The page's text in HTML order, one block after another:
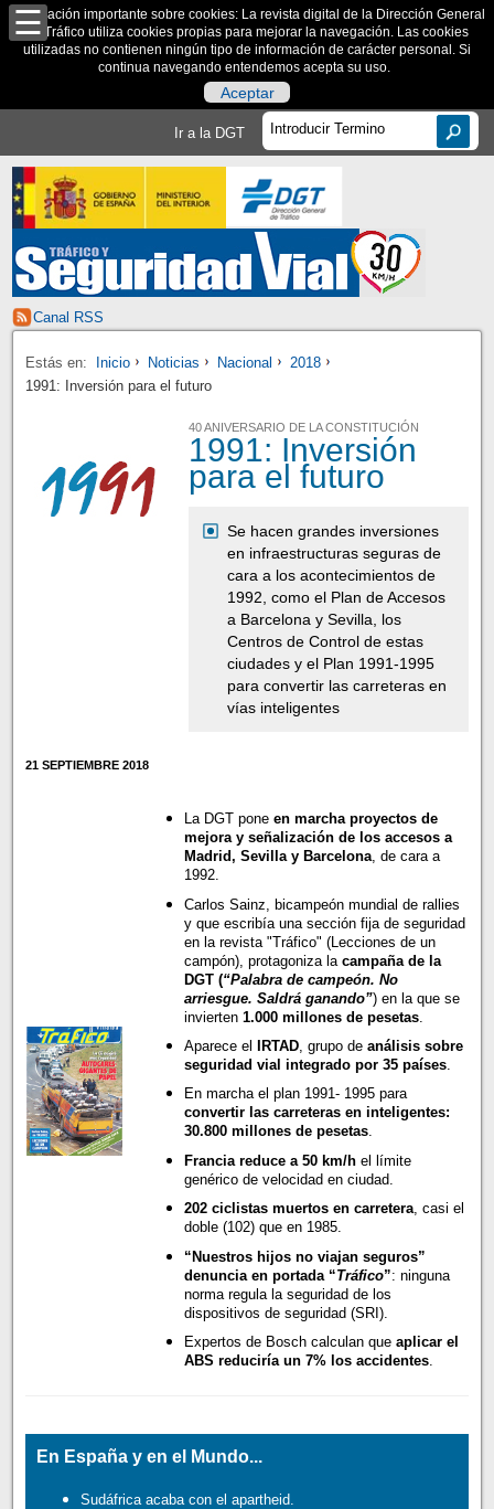
Información importante sobre cookies: La revista digital de la Dirección General
de Tráfico utiliza cookies propias para mejorar la navegación. Las cookies
utilizadas no contienen ningún tipo de información de carácter personal. Si
continua navegando entendemos acepta su uso.
Aceptar
Ir a la DGT
Canal RSS
Estás en: Inicio Noticias Nacional
2018
1991: Inversión para el futuro
40 ANIVERSARIO DE LA CONSTITUCIÓN
1991: Inversión
para el futuro
Se hacen grandes inversiones
en infraestructuras seguras de
cara a los acontecimientos de
1992, como el Plan de Accesos
a Barcelona y Sevilla, los
Centros de Control de estas
ciudades y el Plan 1991-1995
para convertir las carreteras en
vías inteligentes
21 SEPTIEMBRE 2018
La DGT pone en marcha proyectos de
mejora y señalización de los accesos a
Madrid, Sevilla y Barcelona, de cara a
1992.
Carlos Sainz, bicampeón mundial de rallies
y que escribía una sección fija de seguridad
en la revista "Tráfico" (Lecciones de un
campón), protagoniza la campaña de la
DGT (“Palabra de campeón. No
arriesgue. Saldrá ganando”) en la que se
invierten 1.000 millones de pesetas.
Aparece el
IRTAD, grupo de análisis sobre
seguridad vial integrado por 35 países.
En marcha el plan 1991- 1995 para
convertir las carreteras en inteligentes:
30.800 millones de pesetas.
Francia reduce a 50 km/hel límite
genérico de velocidad en ciudad.
202 ciclistas muertos en carretera, casi el
doble (102) que en 1985.
“Nuestros hijos no viajan seguros”
denuncia en portada “Tráfico”: ninguna
norma regula la seguridad de los
dispositivos de seguridad (SRI).
Expertos de Bosch calculan que aplicar el
ABS reduciría un 7% los accidentes.
En España y en el Mundo...
Sudáfrica acaba con el apartheid.